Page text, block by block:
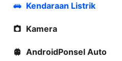
Kendaraan Listrik
Kamera
AndroidPonsel Auto